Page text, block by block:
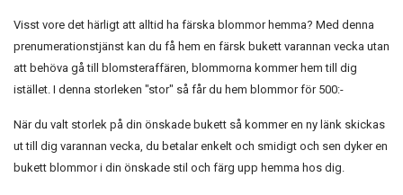
Visst vore det härligt att alltid ha färska blommor hemma? Med denna
prenumerationstjänst kan du få hem en färsk bukett varannan vecka utan
att behöva gå till blomsteraffären, blommorna kommer hem till dig
istället. I denna storleken "stor" så får du hem blommor för 500:-
När du valt storlek på din önskade bukett så kommer en ny länk skickas
ut till dig varannan vecka, du betalar enkelt och smidigt och sen dyker en
bukett blommor i din önskade stil och färg upp hemma hos dig.